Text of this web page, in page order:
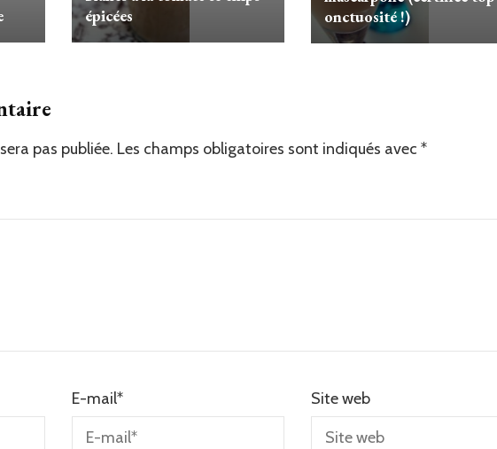
épicées
onctuosité !)
pas publiée. Les champs obligatoires sont indiqués avec *
E-mail* Site web